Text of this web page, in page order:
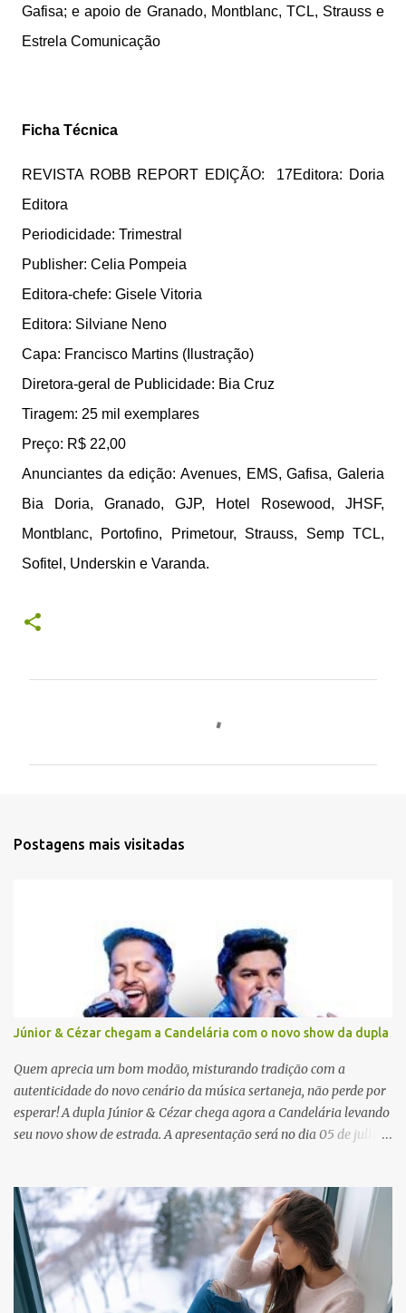
Gafisa; e apoio de Granado, Montblanc, TCL, Strauss e
Estrela Comunicação
Ficha Técnica
REVISTA ROBB REPORT EDIÇÃO: 17Editora: Doria
Editora
Periodicidade: Trimestral
Publisher: Celia Pompeia
Editora-chefe: Gisele Vitoria
Editora: Silviane Neno
Capa: Francisco Martins (Ilustração)
Diretora-geral de Publicidade: Bia Cruz
Tiragem: 25 mil exemplares
Preço: R$ 22,00
Anunciantes da edição: Avenues, EMS, Gafisa, Galeria
Bia Doria, Granado, GJP, Hotel Rosewood, JHSF,
Montblanc, Portofino, Primetour, Strauss, Semp TCL,
Sofitel, Underskin e Varanda.
Postagens mais visitadas
Júnior & Cézar chegam a Candelária com o novo show da dupla
Quem aprecia um bom modão, misturando tradição com a
autenticidade do novo cenário da música sertaneja, não perde por
esperar! A dupla Júnior & Cézar chega agora a Candelária levando
seu novo show de estrada. A apresentação será no dia 05 de julho
barriga diferente. O projeto ‘Simplesmente’ ainda nem foi lançado
por completo e já ver o público cantando com a gente, show após
show, é algo surreal. Muita gente que nos acompanha, desde os
tempos de ‘Clone’ e ‘Golzinho Quadrado’ e, poder seguir juntos
agora, nessa caminhada com ‘Fraquinho de Aparência’, é
gratificante”, comentam os cantores. Além de rodar várias regiões